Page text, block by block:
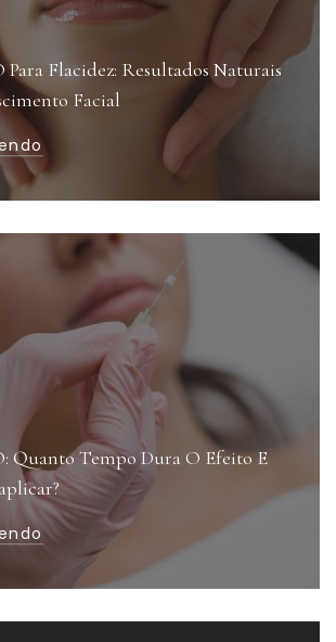
Para Flacidez: Resultados Naturais
Facial
Quanto Tempo Dura O Efeito E